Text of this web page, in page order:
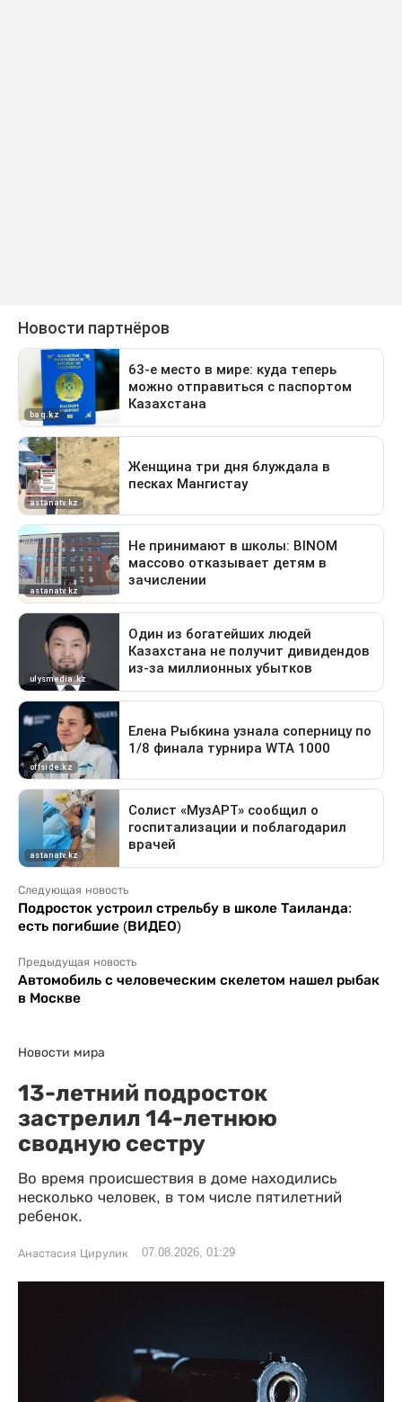
Следующая новость
Подросток устроил стрельбу в школе Таиланда:
есть погибшие (ВИДЕО)
Предыдущая новость
Автомобиль с человеческим скелетом нашел рыбак
в Москве
Новости мира
13-летний подросток
застрелил 14-летнюю
сводную сестру
Во время происшествия в доме находились
несколько человек, в том числе пятилетний
ребенок.
Анастасия Цирулик 07.08.2026, 01:29